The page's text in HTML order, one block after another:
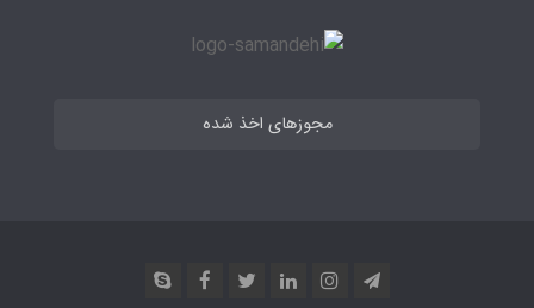
مجوزهای اخذ شده